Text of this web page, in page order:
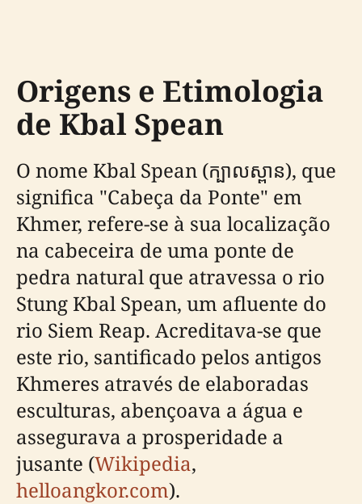
Origens e Etimologia
de Kbal Spean
O nome Kbal Spean (ក្បាលស្ពាន), que
significa "Cabeça da Ponte" em
Khmer, refere-se à sua localização
na cabeceira de uma ponte de
pedra natural que atravessa o rio
Stung Kbal Spean, um afluente do
rio Siem Reap. Acreditava-se que
este rio, santificado pelos antigos
Khmeres através de elaboradas
esculturas, abençoava a água e
assegurava a prosperidade a
jusante (Wikipedia,
helloangkor.com).